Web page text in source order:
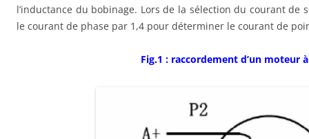
l’inductance du bobinage. Lors de la sélection du courant
le courant de phase par 1,4 pour déterminer le courant de
Fig.1 : raccordement d’un moteur